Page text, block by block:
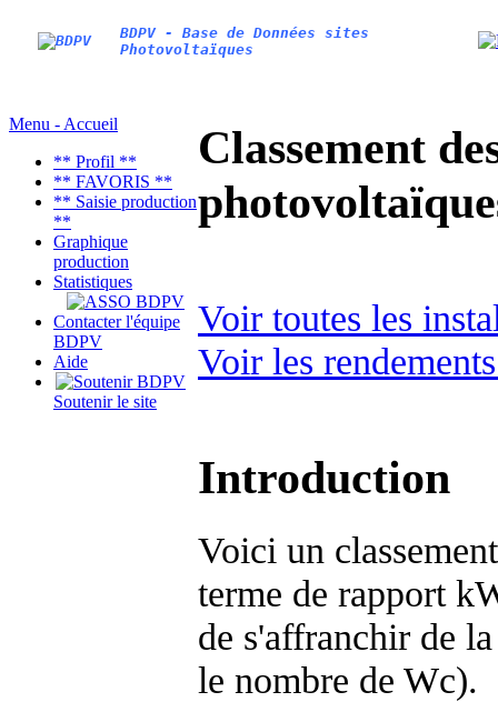
BDPV - Base de Données sites
Photovoltaïques
Menu - Accueil
** Profil **
** FAVORIS **
** Saisie production
**
Graphique
production
Statistiques
Contacter l'équipe
BDPV
Aide
Soutenir le site
Classement
Voir toutes les
Voir les
Introduction
Voici un
terme de rapport
de s'affranchir de
le nombre de Wc).